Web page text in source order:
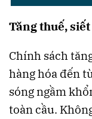
Tăng thuế,
Chính sách
hàng hóa đến
sóng ngầm
toàn cầu.